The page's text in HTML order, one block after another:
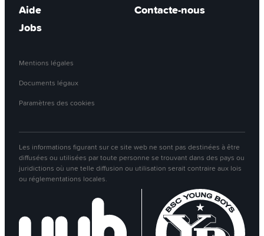
Aide
Contacte-nous
Jobs
Mentions légales
Documents légaux
Paramètres des cookies
Les informations figurant sur ce site web ne sont pas destinées à être
diffusées ou utilisées par toute personne se trouvant dans des pays ou
juridictions où une telle diffusion ou utilisation serait contraire aux lois
ou réglementations locales.
Tu as une question? Notre chatbot
virtuel Yuhlia est là pour t’aider!